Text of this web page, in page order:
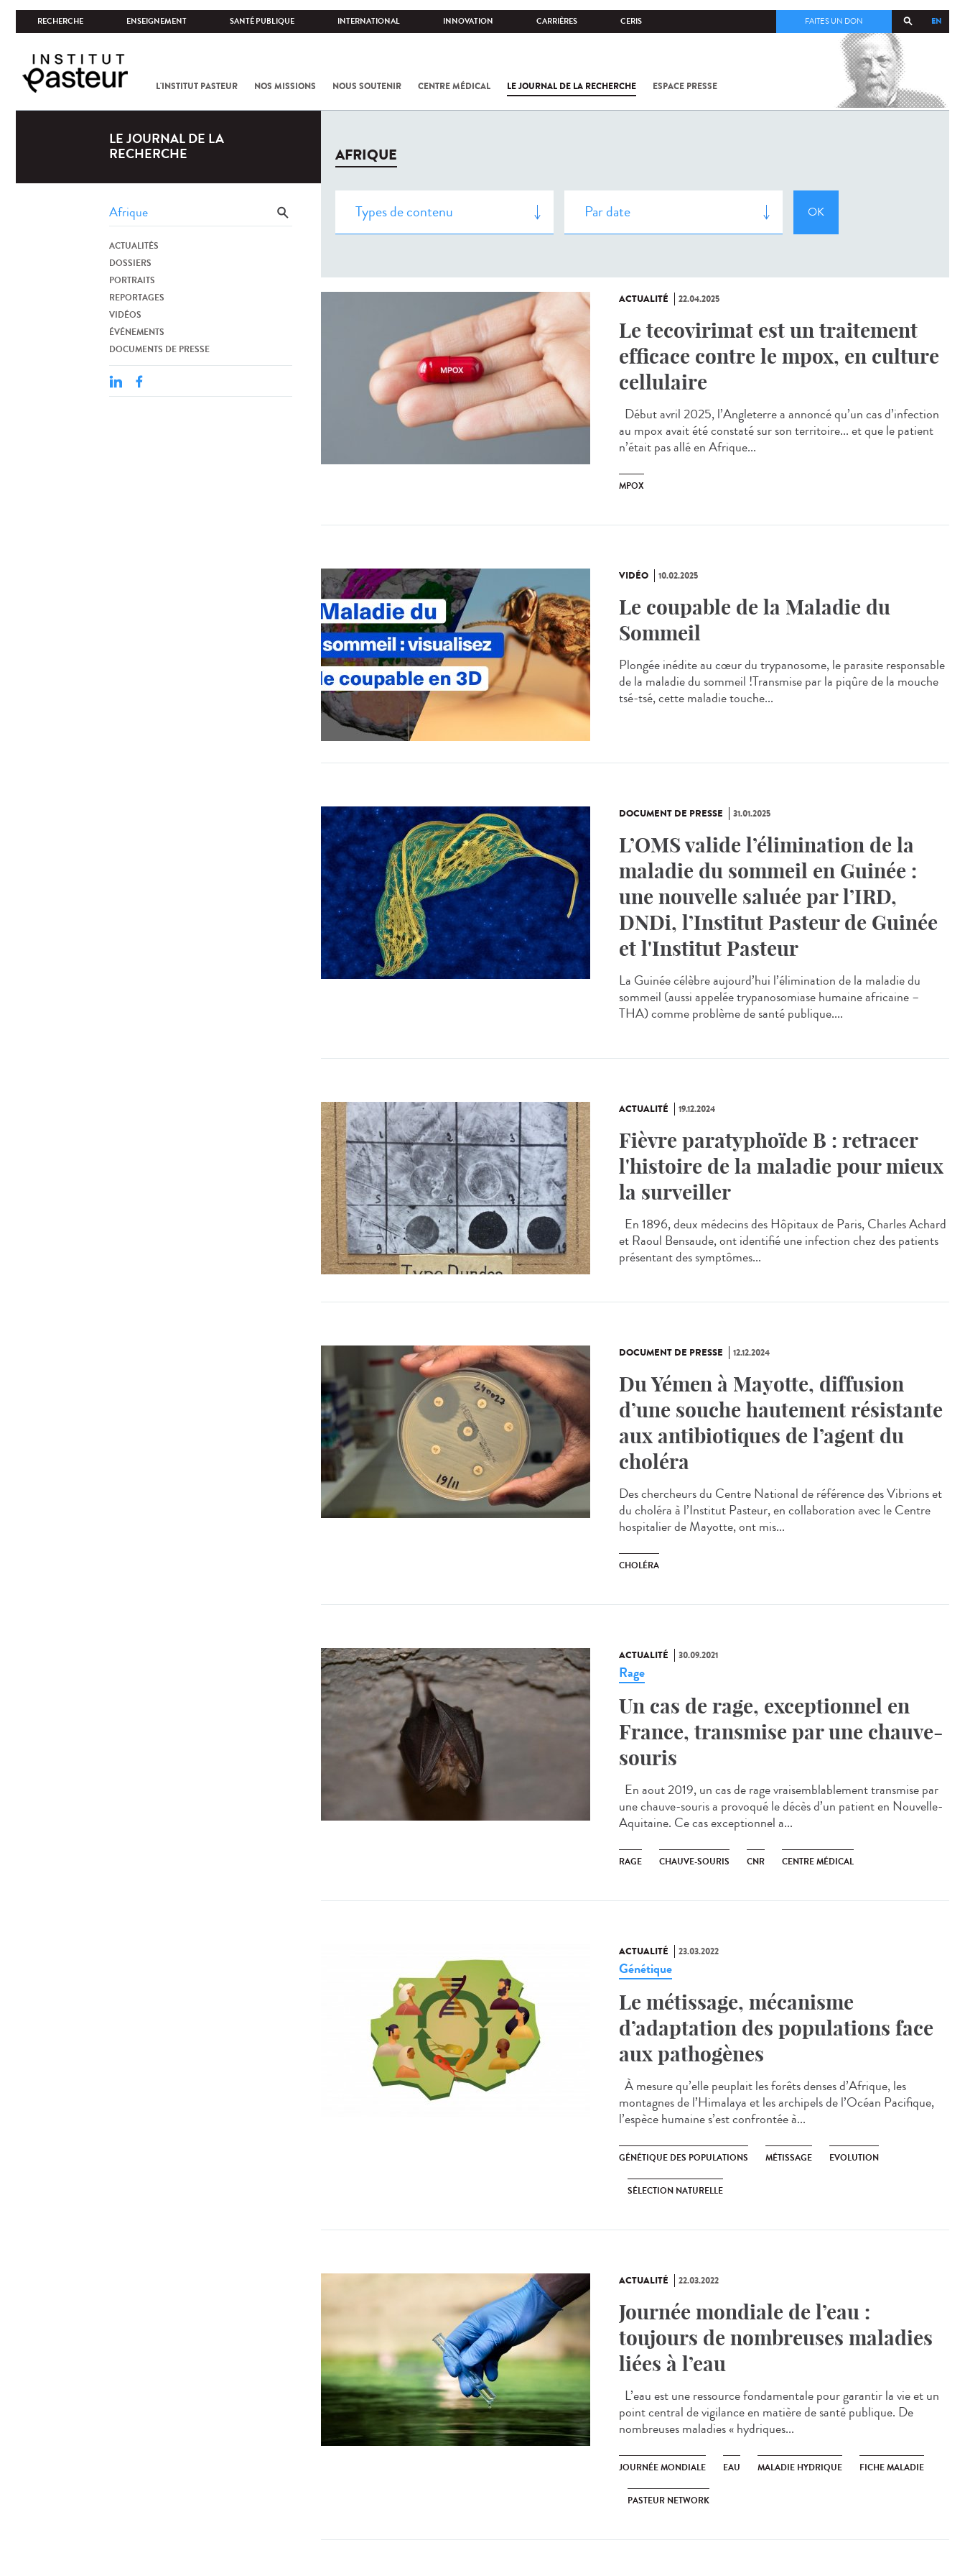
RECHERCHE ENSEIGNEMENT SANTÉ PUBLIQUE INTERNATIONAL INNOVATION CARRIÈRES CERIS EN
FAITES UN DON
L'INSTITUT PASTEUR NOS MISSIONS NOUS SOUTENIR CENTRE MÉDICAL LE JOURNAL DE LA RECHERCHE ESPACE PRESSE
COV-2 /
LE JOURNAL DE LA
RECHERCHE
ACTUALITÉS
DOSSIERS
PORTRAITS
REPORTAGES
VIDÉOS
ÉVÉNEMENTS
DOCUMENTS DE PRESSE
AFRIQUE
ACTUALITÉ 22.04.2025
Le tecovirimat est un traitement
efficace contre le mpox, en culture
cellulaire
Début avril 2025, l’Angleterre a annoncé qu’un cas d’infection
au mpox avait été constaté sur son territoire... et que le patient
n’était pas allé en Afrique...
MPOX
VIDÉO 10.02.2025
Le coupable de la Maladie du
Sommeil
Plongée inédite au cœur du trypanosome, le parasite responsable
de la maladie du sommeil !Transmise par la piqûre de la mouche
tsé-tsé, cette maladie touche...
DOCUMENT DE PRESSE 31.01.2025
L’OMS valide l’élimination de la
maladie du sommeil en Guinée :
une nouvelle saluée par l’IRD,
DNDi, l’Institut Pasteur de Guinée
et l'Institut Pasteur
La Guinée célèbre aujourd’hui l’élimination de la maladie du
sommeil (aussi appelée trypanosomiase humaine africaine –
THA) comme problème de santé publique....
ACTUALITÉ 19.12.2024
Fièvre paratyphoïde B : retracer
l'histoire de la maladie pour mieux
la surveiller
En 1896, deux médecins des Hôpitaux de Paris, Charles Achard
et Raoul Bensaude, ont identifié une infection chez des patients
présentant des symptômes...
DOCUMENT DE PRESSE 12.12.2024
Du Yémen à Mayotte, diffusion
d’une souche hautement résistante
aux antibiotiques de l’agent du
choléra
Des chercheurs du Centre National de référence des Vibrions et
du choléra à l’Institut Pasteur, en collaboration avec le Centre
hospitalier de Mayotte, ont mis...
CHOLÉRA
ACTUALITÉ 30.09.2021
Rage
Un cas de rage, exceptionnel en
France, transmise par une chauve-
souris
En aout 2019, un cas de rage vraisemblablement transmise par
une chauve-souris a provoqué le décès d’un patient en Nouvelle-
Aquitaine. Ce cas exceptionnel a...
RAGE CHAUVE-SOURIS CNR CENTRE MÉDICAL
ACTUALITÉ 23.03.2022
Génétique
Le métissage, mécanisme
d’adaptation des populations face
aux pathogènes
À mesure qu’elle peuplait les forêts denses d’Afrique, les
montagnes de l’Himalaya et les archipels de l’Océan Pacifique,
l’espèce humaine s’est confrontée à...
GÉNÉTIQUE DES POPULATIONS MÉTISSAGE EVOLUTION
SÉLECTION NATURELLE
ACTUALITÉ 22.03.2022
Journée mondiale de l’eau :
toujours de nombreuses maladies
liées à l’eau
L’eau est une ressource fondamentale pour garantir la vie et un
point central de vigilance en matière de santé publique. De
nombreuses maladies « hydriques...
JOURNÉE MONDIALE EAU MALADIE HYDRIQUE FICHE MALADIE
PASTEUR NETWORK